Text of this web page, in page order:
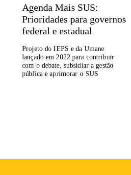
Agenda Mais SUS:
Prioridades para governos
federal e estadual
Projeto do IEPS e da Umane
lançado em 2022 para contribuir
com o debate, subsidiar a gestão
pública e aprimorar o SUS